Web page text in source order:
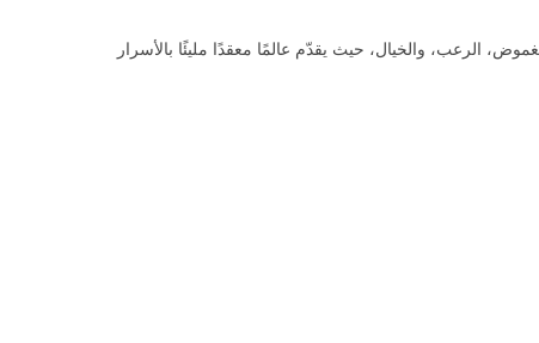
بين الغموض، الرعب، والخيال، حيث يقدّم عالمًا معقدًا مليئًا بالأسرار